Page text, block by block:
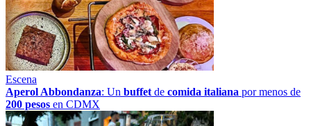
Escena
Aperol Abbondanza: Un buffet de comida italiana por menos de
200 pesos en CDMX